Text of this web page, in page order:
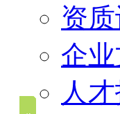
资
企
人